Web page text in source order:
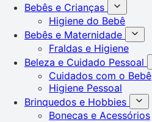
Bebês e Crianças
Higiene do Bebê
Bebês e Maternidade
Fraldas e Higiene
Beleza e Cuidado Pessoal
Cuidados com o Bebê
Higiene Pessoal
Brinquedos e Hobbies
Bonecas e Acessórios